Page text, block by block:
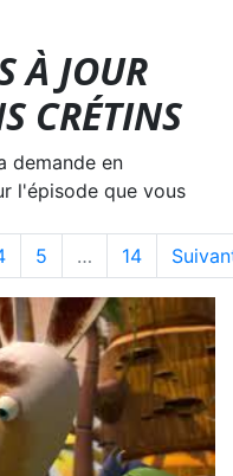
À JOUR
CRÉTINS
demande en
l'épisode que vous
5 … 14